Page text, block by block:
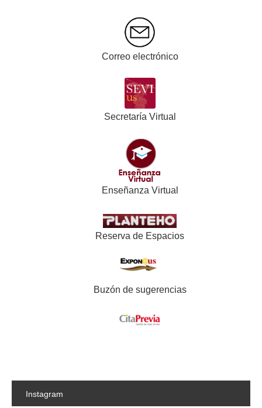
Correo electrónico
Secretaría Virtual
Enseñanza Virtual
Reserva de Espacios
Buzón de sugerencias
Instagram